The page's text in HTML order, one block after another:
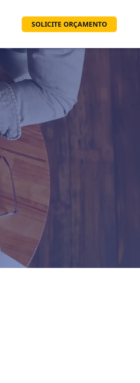
SOLICITE ORÇAMENTO